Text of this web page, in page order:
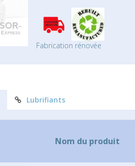
Fabrication rénovée
Lubrifiants
Nom du produit